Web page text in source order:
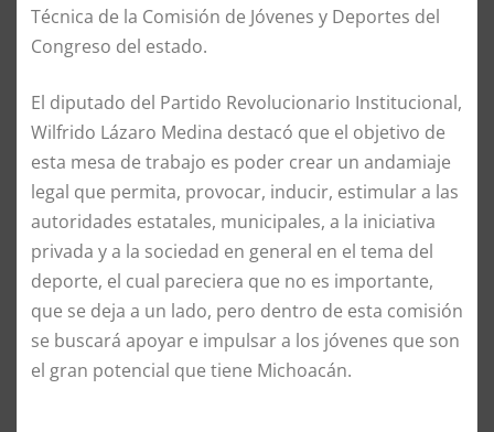
Técnica de la Comisión de Jóvenes y Deportes del
Congreso del estado.
El diputado del Partido Revolucionario Institucional,
Wilfrido Lázaro Medina destacó que el objetivo de
esta mesa de trabajo es poder crear un andamiaje
legal que permita, provocar, inducir, estimular a las
autoridades estatales, municipales, a la iniciativa
privada y a la sociedad en general en el tema del
deporte, el cual pareciera que no es importante,
que se deja a un lado, pero dentro de esta comisión
se buscará apoyar e impulsar a los jóvenes que son
el gran potencial que tiene Michoacán.